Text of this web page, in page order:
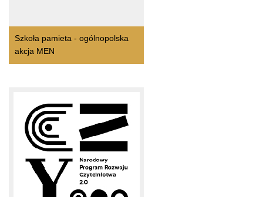
Szkoła pamieta - ogólnopolska
akcja MEN